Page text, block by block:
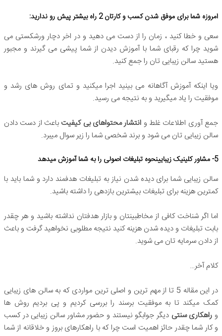
امروزه شما برای موفق شدن کسب و کارتان 2 راه بیشتر پیش رو ندارید:
سعی و خطا کنید ، زمان را از دست می دهید و در اخر دچار ورشکستی می
شوید چرا که رقبای شما با آموزش دیدن از شما پیشی می گیرند و مجبور
هستید سالن زیبایی تان را جمع کنید.
ویا اینکه آموزش آگاهانه می بینید اجرا میکنید و تمای روش های رشد و
موفقیت را یاد میگیرید و به نتیجه می رسید.
جمع آوری اطلاعات غلط و انتشار محتواهای بی کیفیت باعث از دست دادن
سالن زیبایی تان می شود و برند شخصی شما را زیر سوال میبرد.
5- مشاور کلینیک زیبایینحوه تبلیغات اصولی را به شما آموزش میدهد
سالن زیبایی شما برای دیده شدن نیاز به تبلیغات هدفمند دارد و شما باید با
کمترین هزینه برای تبلیغات بیشترین بازدهی را داشته باشید.
اما اگر شناخت کافی از مخاطبینتان و بازار هدفتان نداشته باشید و هر چقدر
بابت تبلیغات و دیده شدن هزینه کنید نتیجه مطلوبی نخواهید گرفت و باعث
از دادن سرمایه تان می شوید.
کلام آخر…
در این مقاله 5 تا از مهم ترین و اصلی ترین مواردی که به سالن های زیبایی
کمک میکند تا به موفقیت برسند را بررسی کردیم و پی بردیم روش ها
و راهکاری سنتی دیگر جوابگو نیستند و حضور مشاور سالن زیبایی در کسب
و کار شما چقدر حائز اهمیت است چرا که با راهکارهای بروز و خلاقانه از شما